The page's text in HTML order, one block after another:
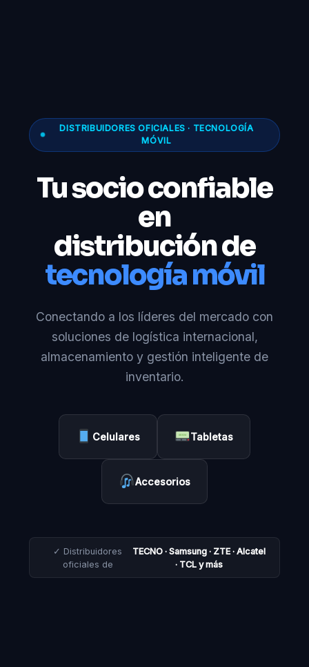
DISTRIBUIDORES OFICIALES · TECNOLOGÍA
MÓVIL
Tu socio confiable
en
distribución de
tecnología móvil
Conectando a los líderes del mercado con
soluciones de logística internacional,
almacenamiento y gestión inteligente de
inventario.
Celulares Tabletas
Accesorios
✓ Distribuidores
oficiales de
TECNO · Samsung · ZTE · Alcatel
· TCL y más